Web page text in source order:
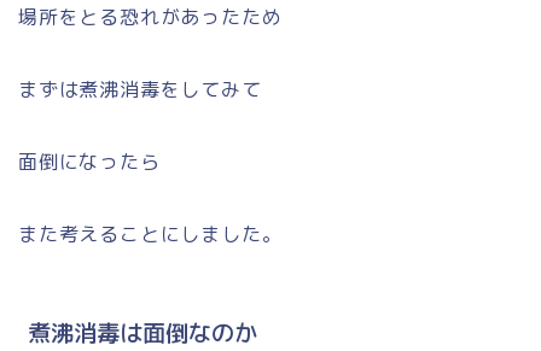
場所をとる恐れがあったため
まずは煮沸消毒をしてみて
面倒になったら
また考えることにしました。
煮沸消毒は面倒なのか